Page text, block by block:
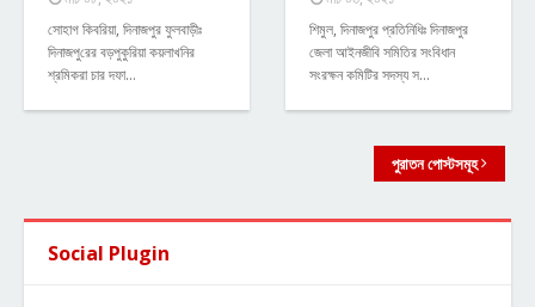
সোহাগ কিবরিয়া, দিনাজপুর ফুলবাড়ীঃ
দিনাজপু‌রের বড়পুকু‌রিয়া কয়লাখ‌নির
শ্র‌মিকরা চার দফা…
শিমুল, দিনাজপুর প্রতিনিধিঃ দিনাজপুর
জেলা আইনজীবি সমিতির সংবিধান
সংরক্ষন কমিটির সদস্য স…
পুরাতন পোস্টসমূহ
Social Plugin